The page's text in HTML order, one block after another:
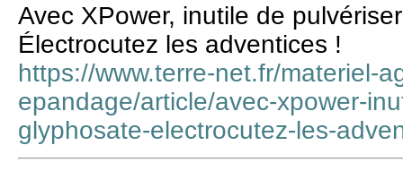
Avec XPower, inutile de
Électrocutez les adventices !
https://www.terre-net.fr/materiel-
epandage/article/avec-xpower-
glyphosate-electrocutez-les-